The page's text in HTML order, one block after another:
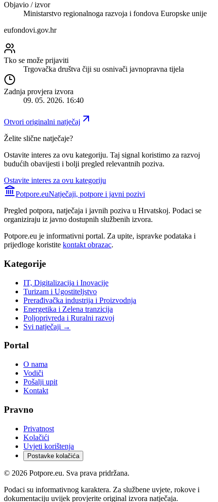
Objavio / izvor
Ministarstvo regionalnoga razvoja i fondova Europske unije
eufondovi.gov.hr
Tko se može prijaviti
Trgovačka društva čiji su osnivači javnopravna tijela
Zadnja provjera izvora
09. 05. 2026. 16:40
Otvori originalni natječaj
Želite slične natječaje?
Ostavite interes za ovu kategoriju. Taj signal koristimo za razvoj
budućih obavijesti i bolji pregled relevantnih poziva.
Ostavite interes za ovu kategoriju
Potpore.euNatječaji, potpore i javni pozivi
Pregled potpora, natječaja i javnih poziva u Hrvatskoj. Podaci se
organiziraju iz javno dostupnih službenih izvora.
Potpore.eu je informativni portal. Za upite, ispravke podataka i
prijedloge koristite kontakt obrazac.
Kategorije
IT, Digitalizacija i Inovacije
Turizam i Ugostiteljstvo
Prerađivačka industrija i Proizvodnja
Energetika i Zelena tranzicija
Poljoprivreda i Ruralni razvoj
Svi natječaji →
Portal
O nama
Vodiči
Pošalji upit
Kontakt
Pravno
Privatnost
Kolačići
Uvjeti korištenja
Postavke kolačića
© 2026 Potpore.eu. Sva prava pridržana.
Podaci su informativnog karaktera. Za službene uvjete, rokove i
dokumentaciju uvijek provjerite original izvora natječaja.